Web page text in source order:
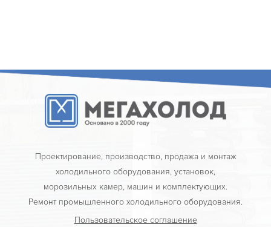
Проектирование, производство, продажа и монтаж
холодильного оборудования, установок,
морозильных камер, машин и комплектующих.
Ремонт промышленного холодильного оборудования.
Пользовательское соглашение